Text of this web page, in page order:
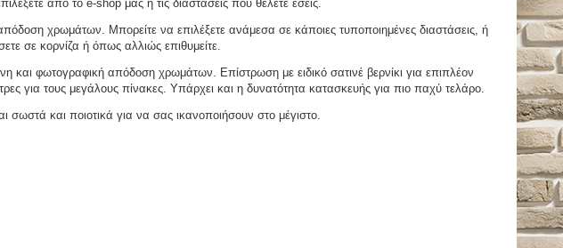
από το e-shop μας ή τις διαστάσεις που θέλετε εσείς.
χρωμάτων. Μπορείτε να επιλέξετε ανάμεσα σε κάποιες τυποποιημένες διαστάσεις, ή
σε κορνίζα ή όπως αλλιώς επιθυμείτε.
φωτογραφική απόδοση χρωμάτων. Επίστρωση με ειδικό σατινέ βερνίκι για επιπλέον
για τους μεγάλους πίνακες. Υπάρχει και η δυνατότητα κατασκευής για πιο παχύ τελάρο.
σωστά και ποιοτικά για να σας ικανοποιήσουν στο μέγιστο.